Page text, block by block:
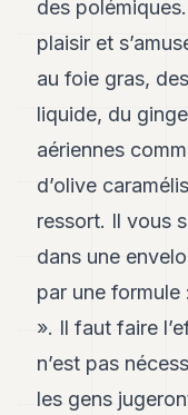
des
plaisir et
au foie gras,
liquide, du
aériennes
d’olive
ressort. Il vous
dans une
par une formule
». Il faut faire
n’est pas
les gens